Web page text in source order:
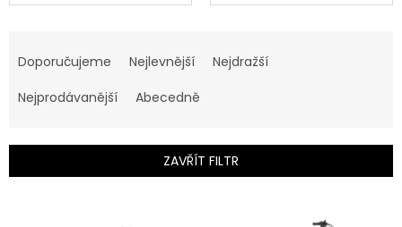
a
e
í
r
Doporučujeme Nejlevnější
Nejdražší
Nejprodávanější
Abecedně
ZAVŘÍT FILTR